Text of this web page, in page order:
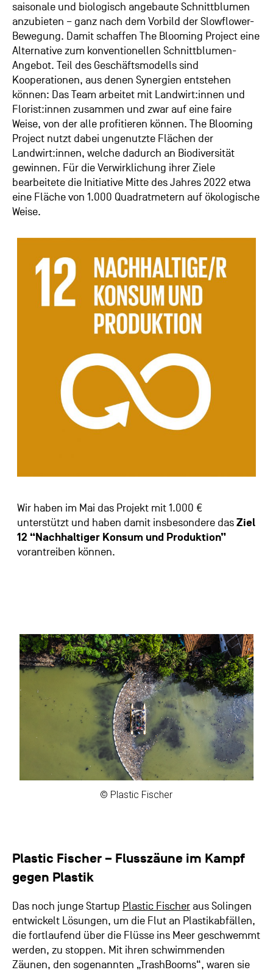
saisonale und biologisch angebaute Schnittblumen
anzubieten – ganz nach dem Vorbild der Slowflower-
Bewegung. Damit schaffen The Blooming Project eine
Alternative zum konventionellen Schnittblumen-
Angebot. Teil des Geschäftsmodells sind
Kooperationen, aus denen Synergien entstehen
können: Das Team arbeitet mit Landwirt:innen und
Florist:innen zusammen und zwar auf eine faire
Weise, von der alle profitieren können. The Blooming
Project nutzt dabei ungenutzte Flächen der
Landwirt:innen, welche dadurch an Biodiversität
gewinnen. Für die Verwirklichung ihrer Ziele
bearbeitete die Initiative Mitte des Jahres 2022 etwa
eine Fläche von 1.000 Quadratmetern auf ökologische
Weise.
Wir haben im Mai das Projekt mit 1.000 €
unterstützt und haben damit insbesondere dasZiel
12 “Nachhaltiger Konsum und Produktion”
vorantreiben können.
© Plastic Fischer
Plastic Fischer – Flusszäune im Kampf
gegen Plastik
Das noch junge Startup Plastic Fischeraus Solingen
entwickelt Lösungen, um die Flut an Plastikabfällen,
die fortlaufend über die Flüsse ins Meer geschwemmt
werden, zu stoppen. Mit ihren schwimmenden
Zäunen, den sogenannten „TrashBooms“, waren sie